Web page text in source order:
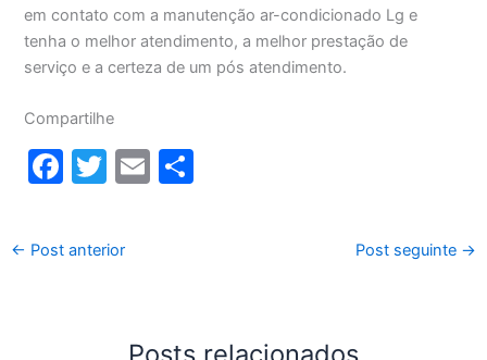
em contato com a manutenção ar-condicionado Lg e
tenha o melhor atendimento, a melhor prestação de
serviço e a certeza de um pós atendimento.
Compartilhe
F
c
e
T
itt
er
E
← Post anterior Post seguinte →